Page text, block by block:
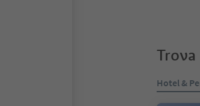
Hotel &